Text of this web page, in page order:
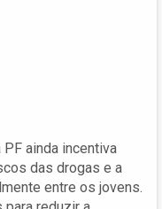
ainda incentiva
das drogas e a
entre os jovens.